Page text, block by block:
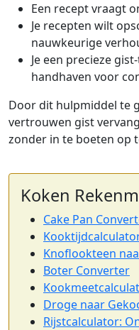
Een recept vraagt
Je recepten wilt
nauwkeurige
Je een precieze
handhaven voor
Door dit hulpmiddel te
vertrouwen gist
zonder in te boeten op
Koken
Cake Pan
Knoflookteen
Boter Converter
Droge naar
Rijstcalculator: